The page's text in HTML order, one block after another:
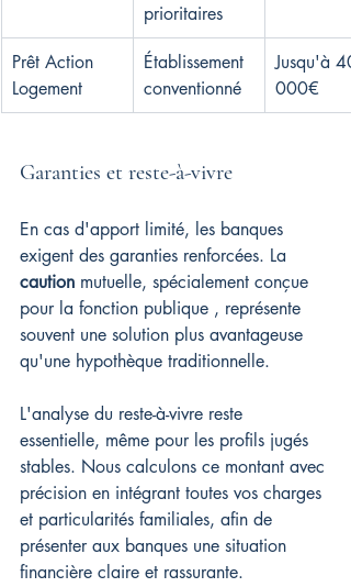
prioritaires
Prêt Action
Logement
Établissement
conventionné
Jusqu'à 40
000€
Garanties et reste-à-vivre
En cas d'apport limité, les banques
exigent des garanties renforcées. La
caution mutuelle, spécialement conçue
pour la fonction publique , représente
souvent une solution plus avantageuse
qu'une hypothèque traditionnelle.
L'analyse du reste-à-vivre reste
essentielle, même pour les profils jugés
stables. Nous calculons ce montant avec
précision en intégrant toutes vos charges
et particularités familiales, afin de
présenter aux banques une situation
financière claire et rassurante.